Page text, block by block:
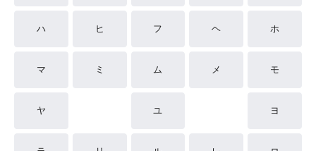
ハ ヒ フ ヘ ホ
マ ミ ム メ モ
ヤ ユ ヨ